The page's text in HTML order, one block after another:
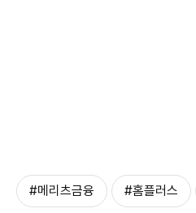
#메리츠금융 #홈플러스